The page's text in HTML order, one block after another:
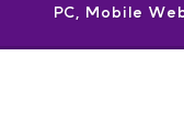
PC, Mobile